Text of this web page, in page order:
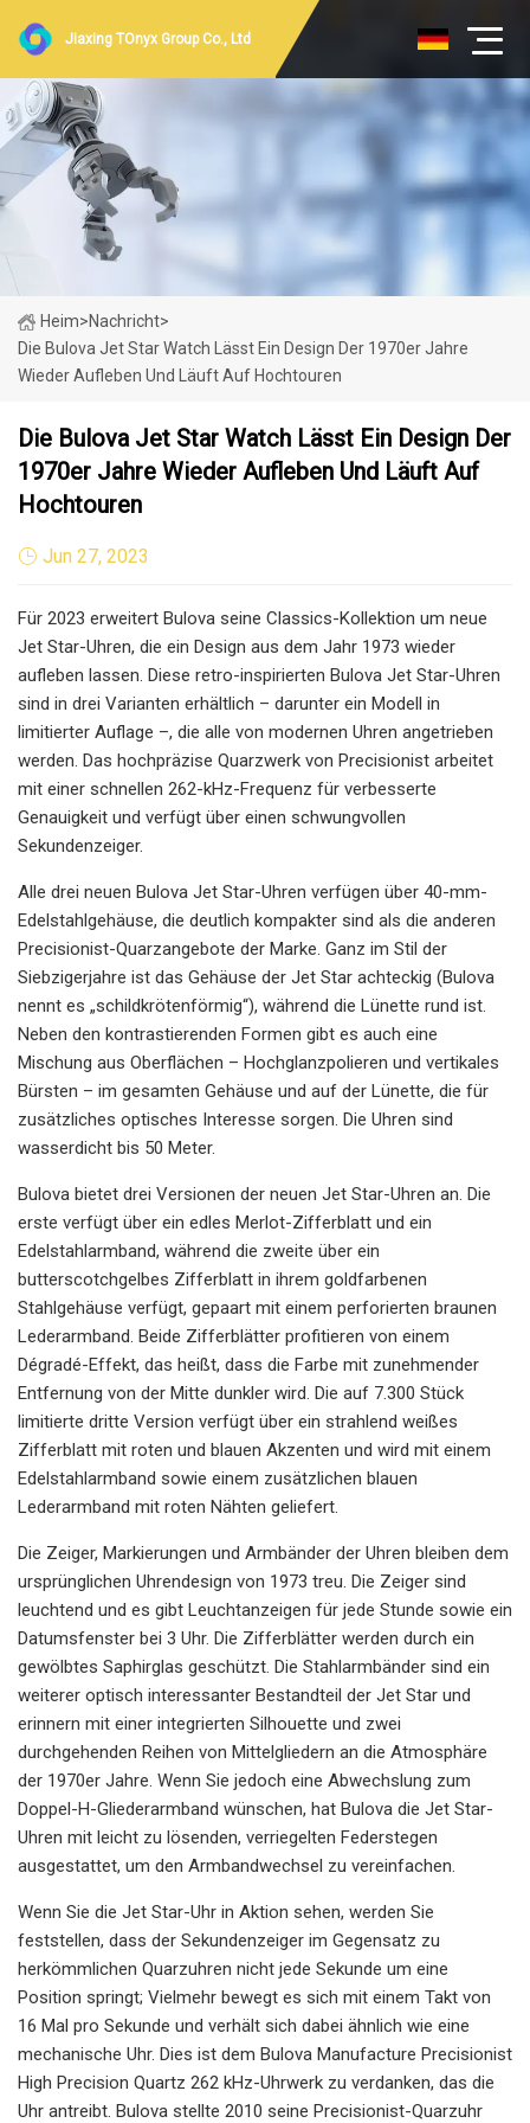
Jiaxing TOnyx Group Co., Ltd
Heim>Nachricht>
Die Bulova Jet Star Watch Lässt Ein Design Der 1970er Jahre
Wieder Aufleben Und Läuft Auf Hochtouren
Die Bulova Jet Star Watch Lässt Ein Design Der
1970er Jahre Wieder Aufleben Und Läuft Auf
Hochtouren
Jun 27, 2023
Für 2023 erweitert Bulova seine Classics-Kollektion um neue
Jet Star-Uhren, die ein Design aus dem Jahr 1973 wieder
aufleben lassen. Diese retro-inspirierten Bulova Jet Star-Uhren
sind in drei Varianten erhältlich – darunter ein Modell in
limitierter Auflage –, die alle von modernen Uhren angetrieben
werden. Das hochpräzise Quarzwerk von Precisionist arbeitet
mit einer schnellen 262-kHz-Frequenz für verbesserte
Genauigkeit und verfügt über einen schwungvollen
Sekundenzeiger.
Alle drei neuen Bulova Jet Star-Uhren verfügen über 40-mm-
Edelstahlgehäuse, die deutlich kompakter sind als die anderen
Precisionist-Quarzangebote der Marke. Ganz im Stil der
Siebzigerjahre ist das Gehäuse der Jet Star achteckig (Bulova
nennt es „schildkrötenförmig“), während die Lünette rund ist.
Neben den kontrastierenden Formen gibt es auch eine
Mischung aus Oberflächen – Hochglanzpolieren und vertikales
Bürsten – im gesamten Gehäuse und auf der Lünette, die für
zusätzliches optisches Interesse sorgen. Die Uhren sind
wasserdicht bis 50 Meter.
Bulova bietet drei Versionen der neuen Jet Star-Uhren an. Die
erste verfügt über ein edles Merlot-Zifferblatt und ein
Edelstahlarmband, während die zweite über ein
butterscotchgelbes Zifferblatt in ihrem goldfarbenen
Stahlgehäuse verfügt, gepaart mit einem perforierten braunen
Lederarmband. Beide Zifferblätter profitieren von einem
Dégradé-Effekt, das heißt, dass die Farbe mit zunehmender
Entfernung von der Mitte dunkler wird. Die auf 7.300 Stück
limitierte dritte Version verfügt über ein strahlend weißes
Zifferblatt mit roten und blauen Akzenten und wird mit einem
Edelstahlarmband sowie einem zusätzlichen blauen
Lederarmband mit roten Nähten geliefert.
Die Zeiger, Markierungen und Armbänder der Uhren bleiben dem
ursprünglichen Uhrendesign von 1973 treu. Die Zeiger sind
leuchtend und es gibt Leuchtanzeigen für jede Stunde sowie ein
Datumsfenster bei 3 Uhr. Die Zifferblätter werden durch ein
gewölbtes Saphirglas geschützt. Die Stahlarmbänder sind ein
weiterer optisch interessanter Bestandteil der Jet Star und
erinnern mit einer integrierten Silhouette und zwei
durchgehenden Reihen von Mittelgliedern an die Atmosphäre
der 1970er Jahre. Wenn Sie jedoch eine Abwechslung zum
Doppel-H-Gliederarmband wünschen, hat Bulova die Jet Star-
Uhren mit leicht zu lösenden, verriegelten Federstegen
ausgestattet, um den Armbandwechsel zu vereinfachen.
Wenn Sie die Jet Star-Uhr in Aktion sehen, werden Sie
feststellen, dass der Sekundenzeiger im Gegensatz zu
herkömmlichen Quarzuhren nicht jede Sekunde um eine
Position springt; Vielmehr bewegt es sich mit einem Takt von
16 Mal pro Sekunde und verhält sich dabei ähnlich wie eine
mechanische Uhr. Dies ist dem Bulova Manufacture Precisionist
High Precision Quartz 262 kHz-Uhrwerk zu verdanken, das die
Uhr antreibt. Bulova stellte 2010 seine Precisionist-Quarzuhr